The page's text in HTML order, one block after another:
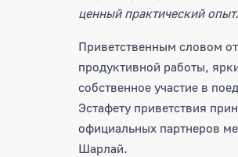
ценный практический опыт.
Приветственным словом
продуктивной работы,
собственное участие в
Эстафету приветствия
официальных партнеров
Шарлай.